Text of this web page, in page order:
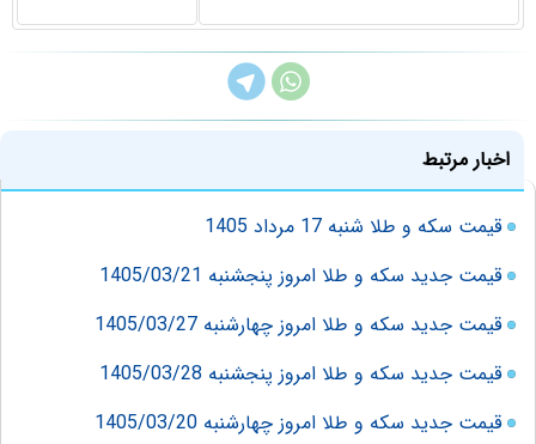
اخبار مرتبط
قیمت سکه و طلا شنبه 17 مرداد 1405
قیمت جدید سکه و طلا امروز پنجشنبه 1405/03/21
قیمت جدید سکه و طلا امروز چهارشنبه 1405/03/27
قیمت جدید سکه و طلا امروز پنجشنبه 1405/03/28
قیمت جدید سکه و طلا امروز چهارشنبه 1405/03/20